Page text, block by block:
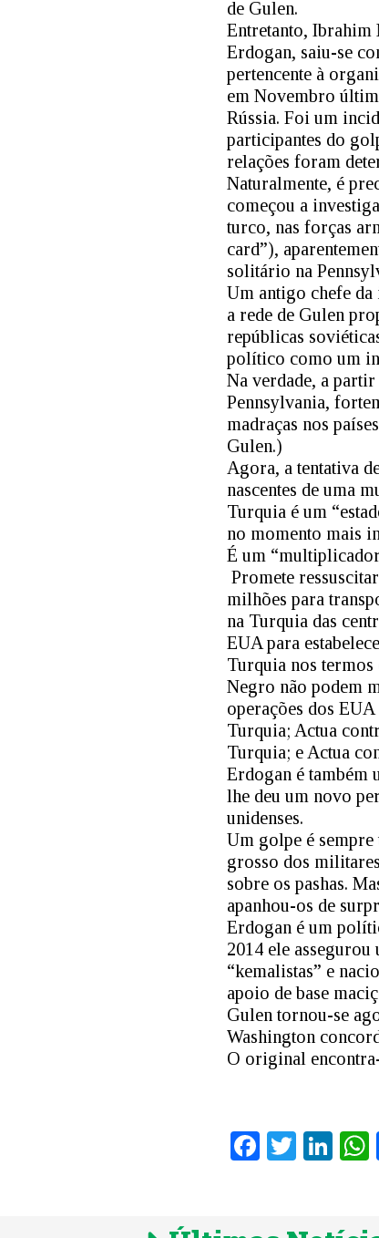
de Gulen.
Entretanto, Ibrahim
Erdogan, saiu-se
pertencente à
em Novembro
Rússia. Foi um
participantes do
relações foram
Naturalmente, é
começou a
turco, nas forças
card”),
solitário na
Um antigo chefe da
a rede de Gulen
repúblicas
político como um
Na verdade, a
Pennsylvania,
madraças nos
Gulen.)
Agora, a tentativa
nascentes de uma
Turquia é um
no momento mais
É um
Promete
milhões para
na Turquia das
EUA para
Turquia nos
Negro não podem
operações dos
Turquia; Actua
Turquia; e Actua
Erdogan é também
lhe deu um novo
unidenses.
Um golpe é
grosso dos
sobre os pashas.
apanhou-os de
Erdogan é um
2014 ele
“kemalistas” e
apoio de base
Gulen tornou-se
Washington
O original
Facebook